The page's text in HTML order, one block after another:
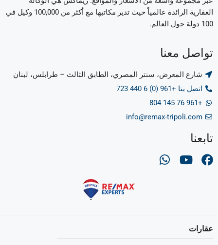
العقارية الرائدة عالمياً حيث تدير مكاتبها مع أكثر من 100,000 وكيل في
100 دولة حول العالم.
تواصل معنا
شارع المعرض، سنتر المصري، الطابق الثالث – طرابلس، لبنان
اتصل بنا +961 (0) 6 440 723
+961 76 145 804
info@remax-tripoli.com
تابعنا
عقارات